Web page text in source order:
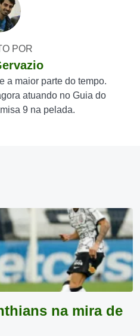
POR
a maior parte do tempo.
atuando no Guia do
9 na pelada.
na mira de